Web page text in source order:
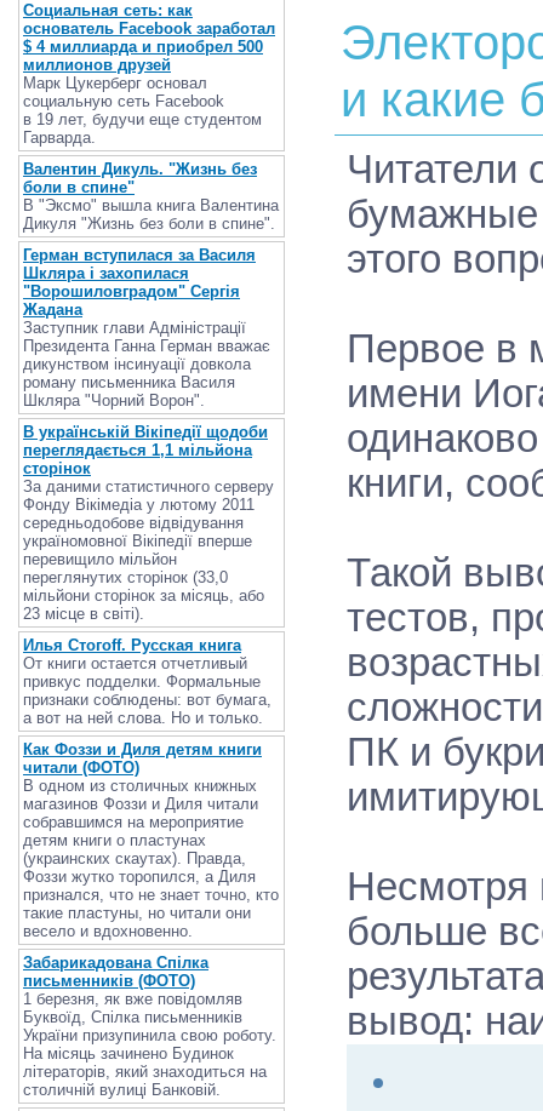
Социальная сеть: как
основатель Facebook заработал
$ 4 миллиарда и приобрел 500
миллионов друзей
Марк Цукерберг основал
социальную сеть Facebook
в 19 лет, будучи еще студентом
Гарварда.
Валентин Дикуль. "Жизнь без
боли в спине"
В "Эксмо" вышла книга Валентина
Дикуля "Жизнь без боли в спине".
Герман вступилася за Василя
Шкляра і захопилася
"Ворошиловградом" Сергія
Жадана
Заступник глави Адміністрації
Президента Ганна Герман вважає
дикунством інсинуації довкола
роману письменника Василя
Шкляра "Чорний Ворон".
В українській Вікіпедії щодоби
переглядається 1,1 мільйона
сторінок
За даними статистичного серверу
Фонду Вікімедіа у лютому 2011
середньодобове відвідування
україномовної Вікіпедії вперше
перевищило мільйон
переглянутих сторінок (33,0
мільйони сторінок за місяць, або
23 місце в світі).
Илья Стогоff. Русская книга
От книги остается отчетливый
привкус подделки. Формальные
признаки соблюдены: вот бумага,
а вот на ней слова. Но и только.
Как Фоззи и Диля детям книги
читали (ФОТО)
В одном из столичных книжных
магазинов Фоззи и Диля читали
собравшимся на мероприятие
детям книги о пластунах
(украинских скаутах). Правда,
Фоззи жутко торопился, а Диля
признался, что не знает точно, кто
такие пластуны, но читали они
весело и вдохновенно.
Забарикадована Спілка
письменників (ФОТО)
1 березня, як вже повідомляв
Буквоїд, Спілка письменників
України призупинила свою роботу.
На місяць зачинено Будинок
літераторів, який знаходиться на
столичній вулиці Банковій.
и какие
Читатели
бумажные
этого
Первое в
имени
книги,
Такой
тестов,
ПК и
Несмотря
больше
вывод: